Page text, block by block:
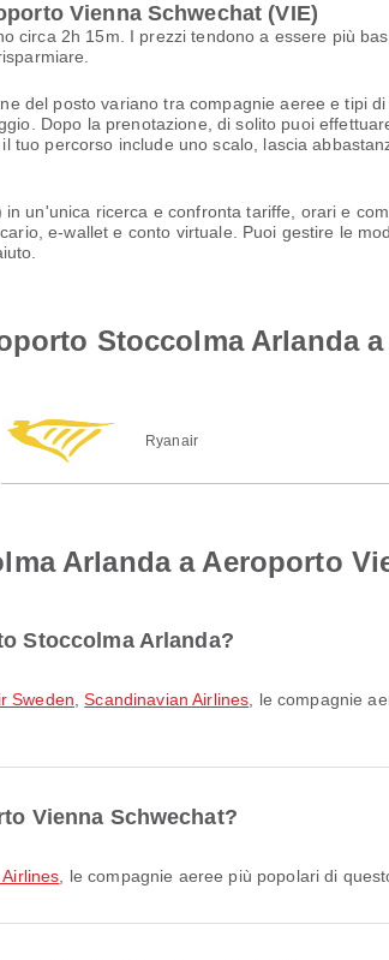
Vienna Schwechat (VIE)
circa 2h 15m. I prezzi tendono a essere più
del posto variano tra compagnie aeree e tipi
Dopo la prenotazione, di solito puoi
percorso include uno scalo, lascia
un'unica ricerca e confronta tariffe, orari e
e-wallet e conto virtuale. Puoi gestire le
Stoccolma Arlanda
Ryanair
Arlanda a Aeroporto
Stoccolma Arlanda?
Sweden ,Scandinavian Airlines , le compagnie
Vienna Schwechat?
, le compagnie aeree più popolari di